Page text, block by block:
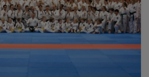
mihin kukakin haluaa osallistua.
päättää, kiinnostaako ottelu,
murskaus vai kaikki lajit!
on vain 10 euroa, joten kynnys